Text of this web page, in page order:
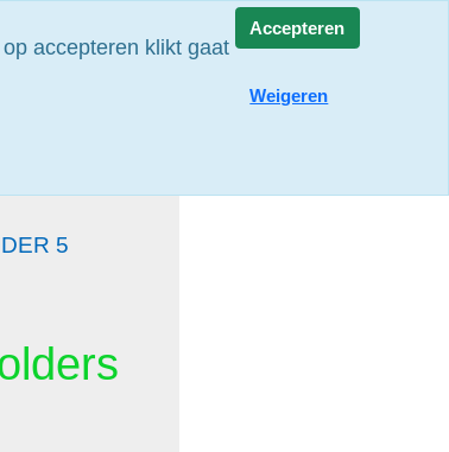
5
accepteren klikt gaat
Accepteren
Weigeren